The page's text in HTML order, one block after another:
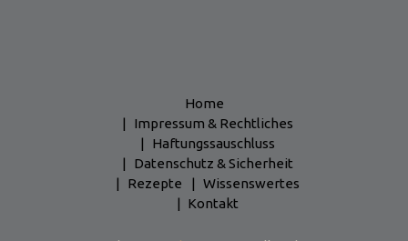
Home
Impressum & Rechtliches
Haftungssauschluss
Datenschutz & Sicherheit
Rezepte
Wissenswertes
Kontakt